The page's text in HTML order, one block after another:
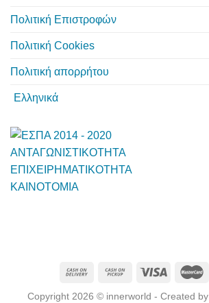
Πολιτική Επιστροφών
Πολιτική Cookies
Πολιτική απορρήτου
Ελληνικά
Copyright 2026 © innerworld - Created by